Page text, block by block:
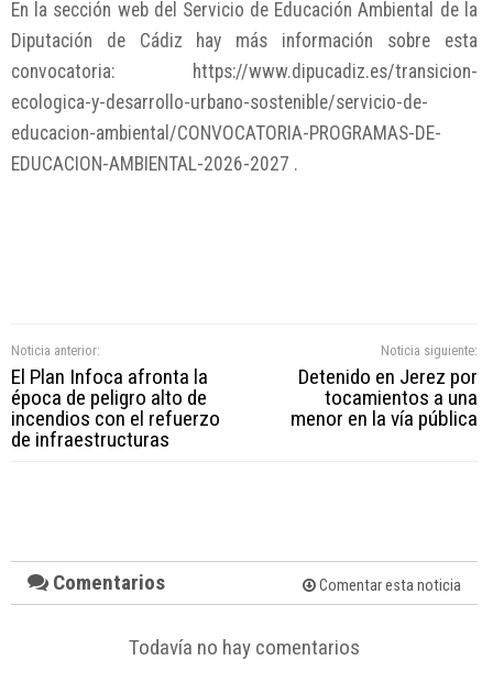
En la sección web del Servicio de Educación Ambiental de la
Diputación de Cádiz hay más información sobre esta
convocatoria: https://www.dipucadiz.es/transicion-
ecologica-y-desarrollo-urbano-sostenible/servicio-de-
educacion-ambiental/CONVOCATORIA-PROGRAMAS-DE-
EDUCACION-AMBIENTAL-2026-2027 .
Noticia anterior:
El Plan Infoca afronta la
época de peligro alto de
incendios con el refuerzo
de infraestructuras
Noticia siguiente:
Detenido en Jerez por
tocamientos a una
menor en la vía pública
Comentarios Comentar esta noticia
Todavía no hay comentarios